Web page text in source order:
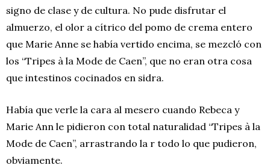
signo de clase y de cultura. No pude disfrutar el
almuerzo, el olor a cítrico del pomo de crema entero
que Marie Anne se había vertido encima, se mezcló con
los “Tripes à la Mode de Caen”, que no eran otra cosa
que intestinos cocinados en sidra.
Había que verle la cara al mesero cuando Rebeca y
Marie Ann le pidieron con total naturalidad “Tripes à la
Mode de Caen”, arrastrando la r todo lo que pudieron,
obviamente.